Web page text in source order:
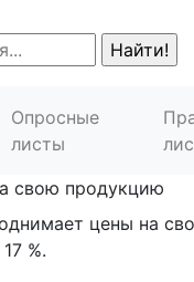
Опросные
листы
свою продукцию
цены на
%.